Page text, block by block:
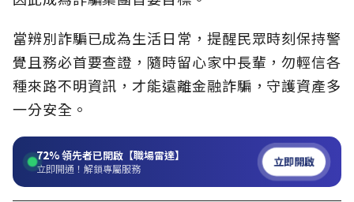
當辨別詐騙已成為生活日常，提醒民眾時刻保持警
覺且務必首要查證，隨時留心家中長輩，勿輕信各
種來路不明資訊，才能遠離金融詐騙，守護資產多
一分安全。
72%領先者已開啟【職場雷達】
立即開通！解鎖專屬服務 立即開啟